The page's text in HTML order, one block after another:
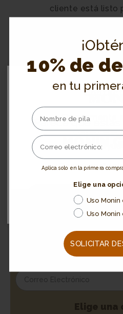
cliente está listo
Simplemente
correo
¡Únete a
Parece que
MONIN
¿Deseas
Sí, por favor
10% de
en tu
Aplica solo en la primera
Elige una
Uso Monin
Uso Monin
SOLICITAR